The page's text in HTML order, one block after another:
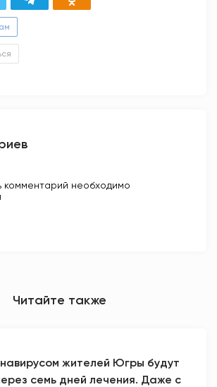
комментарий необходимо
Читайте также
жителей Югры будут
семь дней лечения. Даже с